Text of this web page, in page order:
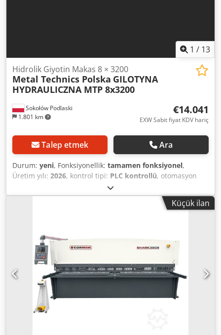
1 / 13
Sokołów Podlaski
1.801 km
Hidrolik Giyotin Makas 8 × 3200
Metal Technics Polska GILOTYNA
HYDRAULICZNA MTP 8x3200
€14.041
EXW Sabit fiyat KDV hariç
Talep etmek Ara
Durum: yeni, Fonksiyonellik: tamamen fonksiyonel,
Üretim yılı: 2026, kontrol tipi: PLC kontrollü, otomasyon
, tahrik tipi:
ESTUN Automation, kontrolör modeli:E21S, çalışma
, kesme açısı
sac kalınlığı (maks.):
, bakır sac kalınlığı (maks.):
, maks. sac kalınlığı
8 mm , paslanmaz çelik sac kalınlığı (maks.):
masa yüksekliği:800 mm, arka dayama ayarı:motor
tahrikli
, arka dayama:600 mm, Arka dayama hareket
mesafesi R-eksen:
, giriş akımı
trifaze, yağ tankı kapasitesi:200 l, toplam ağırlık:
7.300 kg, toplam uzunluk:
Küçük ilan